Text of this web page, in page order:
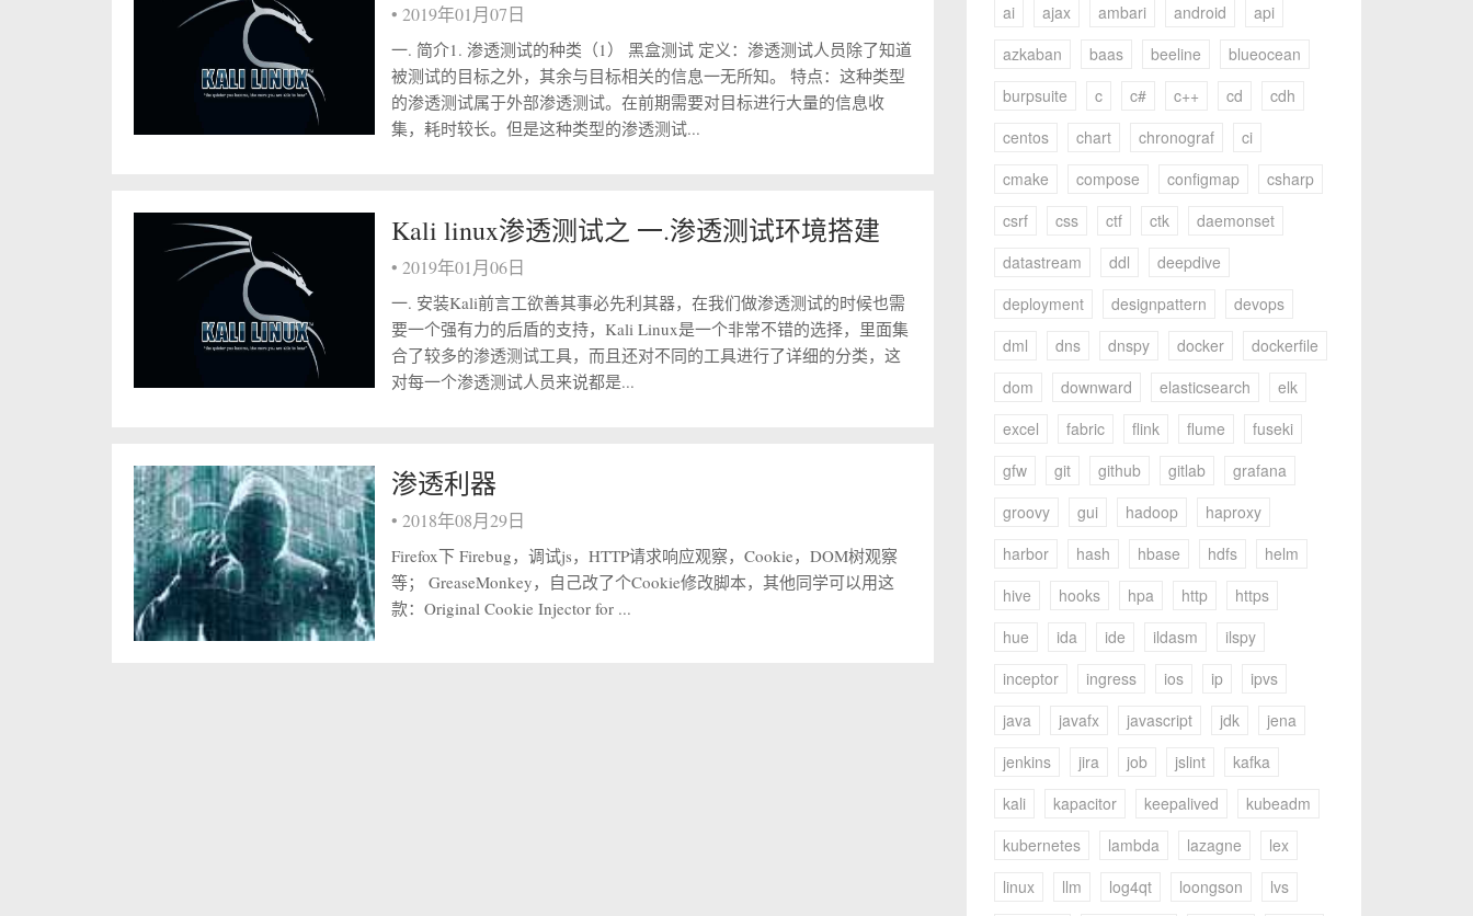
• 2019年01月07日
一. 简介1. 渗透测试的种类（1） 黑盒测试 定义：渗透测试人员除了知道
被测试的目标之外，其余与目标相关的信息一无所知。 特点：这种类型
的渗透测试属于外部渗透测试。在前期需要对目标进行大量的信息收
集，耗时较长。但是这种类型的渗透测试...
Kali linux渗透测试之 一.渗透测试环境搭建
• 2019年01月06日
一. 安装Kali前言工欲善其事必先利其器，在我们做渗透测试的时候也需
要一个强有力的后盾的支持，Kali Linux是一个非常不错的选择，里面集
合了较多的渗透测试工具，而且还对不同的工具进行了详细的分类，这
对每一个渗透测试人员来说都是...
渗透利器
• 2018年08月29日
Firefox下 Firebug，调试js，HTTP请求响应观察，Cookie，DOM树观察
等； GreaseMonkey，自己改了个Cookie修改脚本，其他同学可以用这
款：Original Cookie Injector for ...
ai
ajax ambari android
api
azkaban
baas beeline
blueocean
burpsuite
c c# c++ cd
cdh
centos
chart chronograf
ci
cmake
compose configmap
csharp
csrf
css ctf ctk
daemonset
datastream
ddl
deepdive
deployment
designpattern
devops
dml
dns dnspy docker
dockerfile
dom
downward elasticsearch
elk
excel
fabric flink flume
fuseki
gfw
git github gitlab
grafana
groovy
gui hadoop
haproxy
harbor
hash hbase hdfs
helm
hive
hooks hpa http
https
hue
ida ide ildasm
ilspy
inceptor
ingress ios ip
ipvs
java
javafx javascript jdk
jena
jenkins
jira job jslint
kafka
kali
kapacitor keepalived
kubeadm
kubernetes
lambda lazagne
lex
linux
llm log4qt loongson
lvs